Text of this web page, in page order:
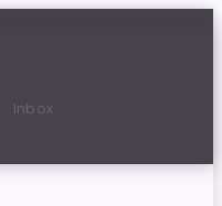
Inbox